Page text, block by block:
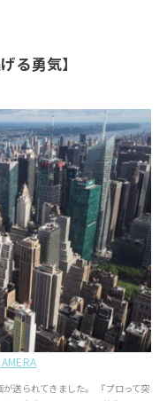
る勇気】
送られてきました。 『プロって突